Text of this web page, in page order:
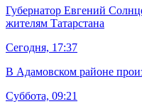
Губернатор Евгений
жителям Татарстана
Сегодня, 17:37
В Адамовском районе
Суббота, 09:21